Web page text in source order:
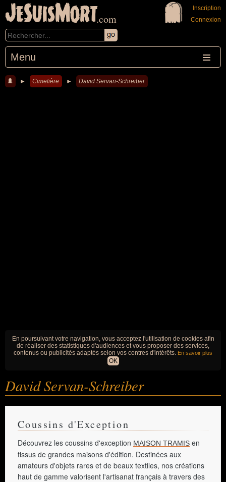
JeSuisMort.com
Menu
Inscription
Connexion
► Cimetière ► David Servan-Schreiber
En poursuivant votre navigation, vous acceptez l'utilisation de cookies afin
de réaliser des statistiques d'audiences et vous proposer des services,
contenus ou publicités adaptés selon vos centres d'intérêts. En savoir plus
OK
David Servan-Schreiber
Coussins d'Exception
Découvrez les coussins d'exception MAISON TRAMIS en
tissus de grandes maisons d'édition. Destinées aux
amateurs d'objets rares et de beaux textiles, nos créations
haut de gamme valorisent l'artisanat français à travers des